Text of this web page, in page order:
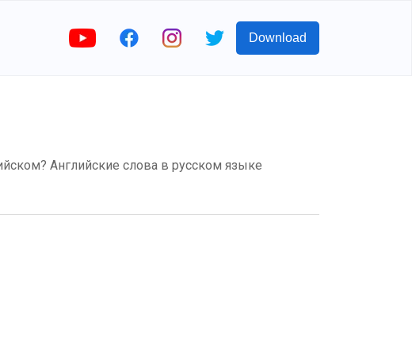
Download
Английские слова в русском языке